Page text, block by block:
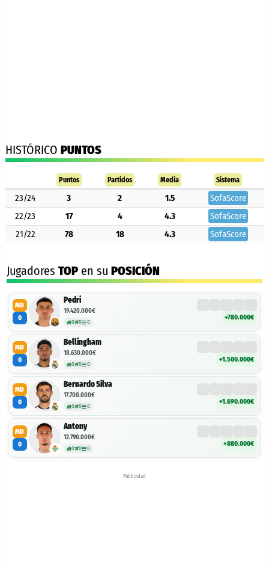
HISTÓRICO PUNTOS
Puntos Partidos Media Sistema
23/24 3 2 1.5
SofaScore
22/23
17 4 4.3
SofaScore
21/22
78 18 4.3 SofaScore
Jugadores TOP en su POSICIÓN
MD
0
Pedri
19.420.000€
0 0 0
+780.000€
MD
0
Bellingham
18.630.000€
0 0 0
+1.500.000€
MD
0
Bernardo Silva
17.700.000€
0 0 0
+1.690.000€
MD
0
Antony
12.790.000€
0 0 0
+880.000€
Publicidad